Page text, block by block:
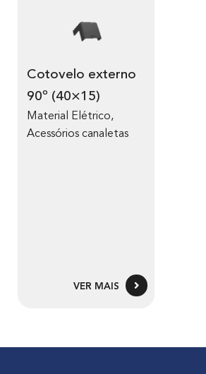
Cotovelo externo
90º (40×15)
Material Elétrico,
Acessórios canaletas
VER MAIS